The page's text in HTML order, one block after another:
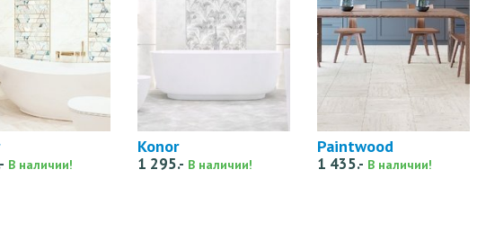
В наличии!
Konor
1 295.- В наличии!
Paintwood
1 435.- В наличии!